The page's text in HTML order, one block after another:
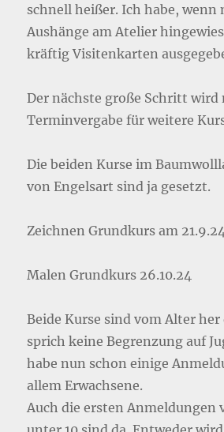
schnell heißer. Ich habe, wenn
Aushänge am Atelier
kräftig Visitenkarten
Der nächste große Schritt wird
Terminvergabe für weitere
Die beiden Kurse im
von Engelsart sind ja gesetzt.
Zeichnen Grundkurs am 21.9.24
Malen Grundkurs 26.10.24
Beide Kurse sind vom Alter
sprich keine Begrenzung auf
habe nun schon einige
allem Erwachsene.
Auch die ersten Anmeldungen